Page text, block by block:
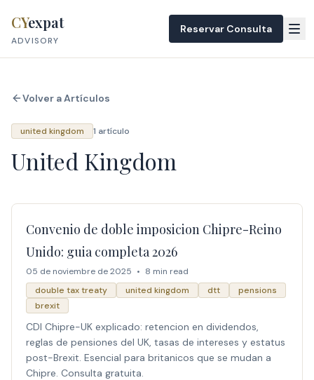
CYexpat
ADVISORY
Reservar Consulta
Volver a Artículos
united kingdom 1 artículo
United Kingdom
Convenio de doble imposicion Chipre-Reino
Unido: guia completa 2026
05 de noviembre de 2025 • 8 min read
double tax treaty
united kingdom dtt
pensions
brexit
CDI Chipre-UK explicado: retencion en dividendos,
reglas de pensiones del UK, tasas de intereses y estatus
post-Brexit. Esencial para britanicos que se mudan a
Chipre. Consulta gratuita.